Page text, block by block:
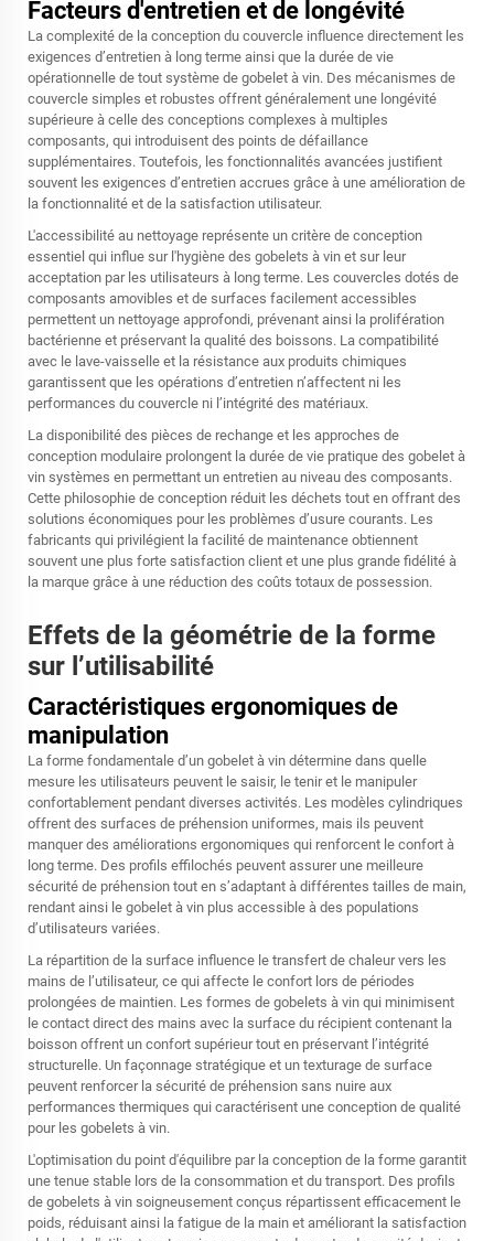
Facteurs d'entretien et de longévité
La complexité de la conception du couvercle influence directement les
exigences d’entretien à long terme ainsi que la durée de vie
opérationnelle de tout système de gobelet à vin. Des mécanismes de
couvercle simples et robustes offrent généralement une longévité
supérieure à celle des conceptions complexes à multiples
composants, qui introduisent des points de défaillance
supplémentaires. Toutefois, les fonctionnalités avancées justifient
souvent les exigences d’entretien accrues grâce à une amélioration de
la fonctionnalité et de la satisfaction utilisateur.
L'accessibilité au nettoyage représente un critère de conception
essentiel qui influe sur l'hygiène des gobelets à vin et sur leur
acceptation par les utilisateurs à long terme. Les couvercles dotés de
composants amovibles et de surfaces facilement accessibles
permettent un nettoyage approfondi, prévenant ainsi la prolifération
bactérienne et préservant la qualité des boissons. La compatibilité
avec le lave-vaisselle et la résistance aux produits chimiques
garantissent que les opérations d’entretien n’affectent ni les
performances du couvercle ni l’intégrité des matériaux.
La disponibilité des pièces de rechange et les approches de
conception modulaire prolongent la durée de vie pratique des gobelet à
vin systèmes en permettant un entretien au niveau des composants.
Cette philosophie de conception réduit les déchets tout en offrant des
solutions économiques pour les problèmes d’usure courants. Les
fabricants qui privilégient la facilité de maintenance obtiennent
souvent une plus forte satisfaction client et une plus grande fidélité à
la marque grâce à une réduction des coûts totaux de possession.
Effets de la géométrie de la forme
sur l’utilisabilité
Caractéristiques ergonomiques de
manipulation
La forme fondamentale d’un gobelet à vin détermine dans quelle
mesure les utilisateurs peuvent le saisir, le tenir et le manipuler
confortablement pendant diverses activités. Les modèles cylindriques
offrent des surfaces de préhension uniformes, mais ils peuvent
manquer des améliorations ergonomiques qui renforcent le confort à
long terme. Des profils effilochés peuvent assurer une meilleure
sécurité de préhension tout en s’adaptant à différentes tailles de main,
rendant ainsi le gobelet à vin plus accessible à des populations
d’utilisateurs variées.
La répartition de la surface influence le transfert de chaleur vers les
mains de l’utilisateur, ce qui affecte le confort lors de périodes
prolongées de maintien. Les formes de gobelets à vin qui minimisent
le contact direct des mains avec la surface du récipient contenant la
boisson offrent un confort supérieur tout en préservant l’intégrité
structurelle. Un façonnage stratégique et un texturage de surface
peuvent renforcer la sécurité de préhension sans nuire aux
performances thermiques qui caractérisent une conception de qualité
pour les gobelets à vin.
L'optimisation du point d'équilibre par la conception de la forme garantit
une tenue stable lors de la consommation et du transport. Des profils
de gobelets à vin soigneusement conçus répartissent efficacement le
poids, réduisant ainsi la fatigue de la main et améliorant la satisfaction